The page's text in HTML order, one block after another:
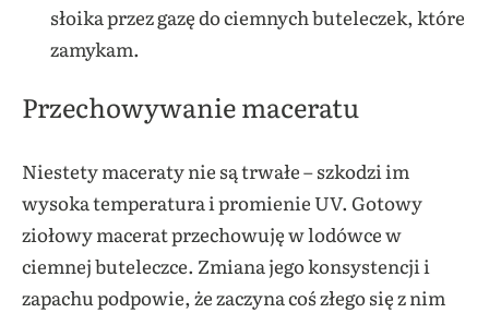
słoika przez gazę do ciemnych buteleczek, które
zamykam.
Przechowywanie maceratu
Niestety maceraty nie są trwałe – szkodzi im
wysoka temperatura i promienie UV. Gotowy
ziołowy macerat przechowuję w lodówce w
ciemnej buteleczce. Zmiana jego konsystencji i
zapachu podpowie, że zaczyna coś złego się z nim